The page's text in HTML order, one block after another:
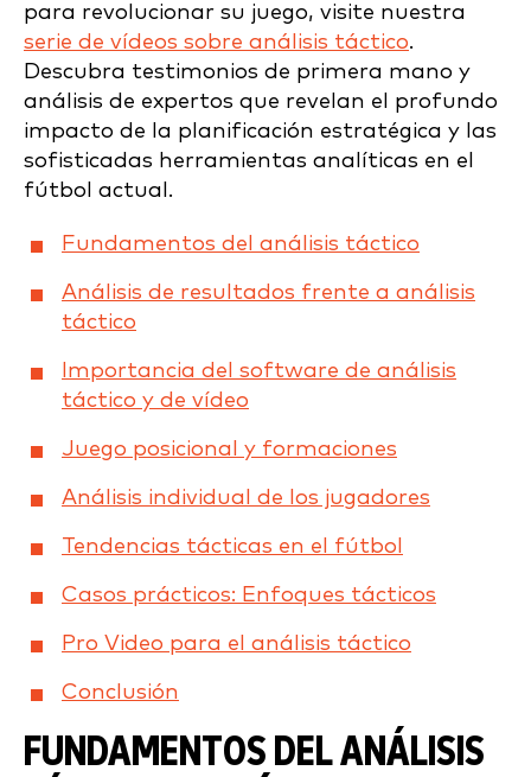
para revolucionar su juego, visite nuestra
serie de vídeos sobre análisis táctico.
Descubra testimonios de primera mano y
análisis de expertos que revelan el profundo
impacto de la planificación estratégica y las
sofisticadas herramientas analíticas en el
fútbol actual.
Fundamentos del análisis táctico
Análisis de resultados frente a análisis
táctico
Importancia del software de análisis
táctico y de vídeo
Juego posicional y formaciones
Análisis individual de los jugadores
Tendencias tácticas en el fútbol
Casos prácticos: Enfoques tácticos
Pro Video para el análisis táctico
Conclusión
FUNDAMENTOS DEL ANÁLISIS